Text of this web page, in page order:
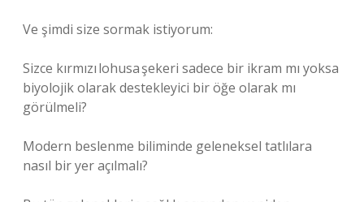
Ve şimdi size sormak istiyorum:
Sizce kırmızı lohusa şekeri sadece bir ikram mı yoksa
biyolojik olarak destekleyici bir öğe olarak mı
görülmeli?
Modern beslenme biliminde geleneksel tatlılara
nasıl bir yer açılmalı?